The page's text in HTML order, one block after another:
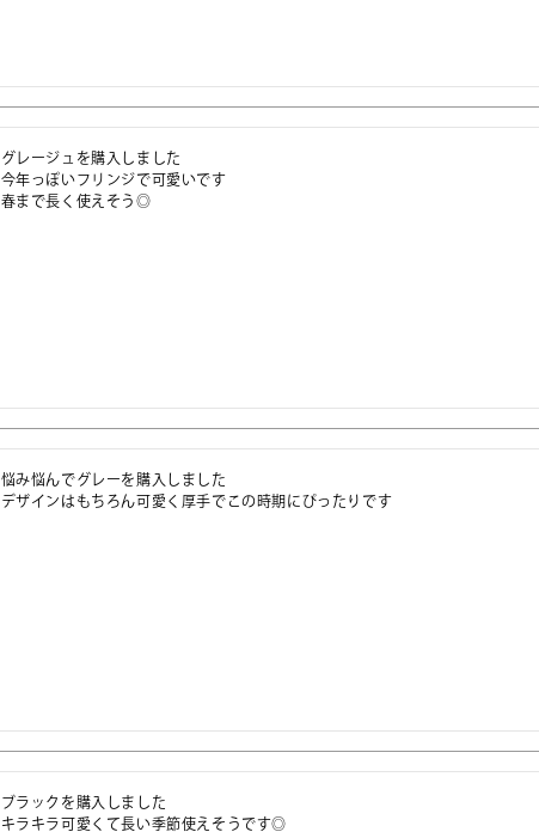
グレージュを購入しました
今年っぽいフリンジで可愛いです
春まで長く使えそう◎
悩み悩んでグレーを購入しました
デザインはもちろん可愛く厚手でこの時期にぴったりです
ブラックを購入しました
キラキラ可愛くて長い季節使えそうです◎